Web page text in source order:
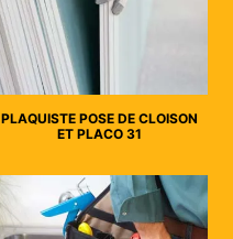
PLAQUISTE POSE DE CLOISON
ET PLACO 31